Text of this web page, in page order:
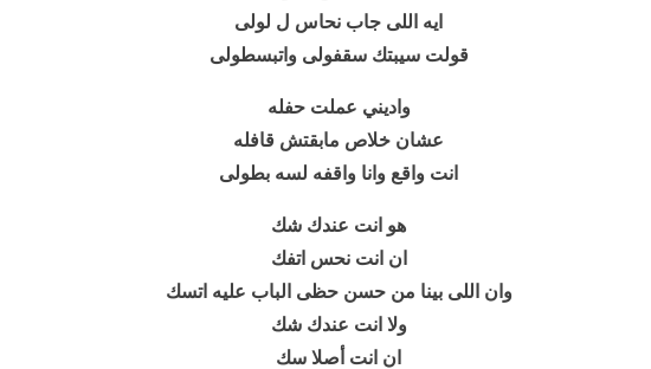
ايه اللى جاب نحاس ل لولى
قولت سيبتك سقفولى واتبسطولى
واديني عملت حفله
عشان خلاص مابقتش قافله
انت واقع وانا واقفه لسه بطولى
هو انت عندك شك
ان انتنحس اتفك
وان اللى بينا من حسن حظى الباب عليه اتسك
ولا انت عندك شك
ان انت أصلا سك